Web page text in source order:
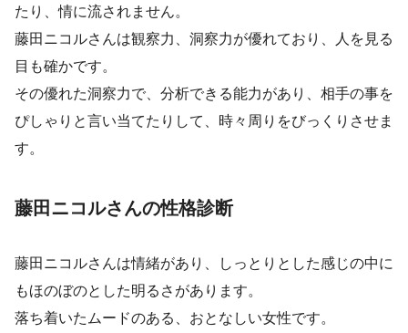
たり、情に流されません。
藤田ニコルさんは観察力、洞察力が優れており、人を見る
目も確かです。
その優れた洞察力で、分析できる能力があり、相手の事を
ぴしゃりと言い当てたりして、時々周りをびっくりさせま
す。
藤田ニコルさんの性格診断
藤田ニコルさんは情緒があり、しっとりとした感じの中に
もほのぼのとした明るさがあります。
落ち着いたムードのある、おとなしい女性です。